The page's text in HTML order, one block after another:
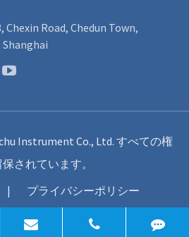
Chexin Road, Chedun Town,
Instrument Co., Ltd. すべての権
されています。
| プライバシーポリシー